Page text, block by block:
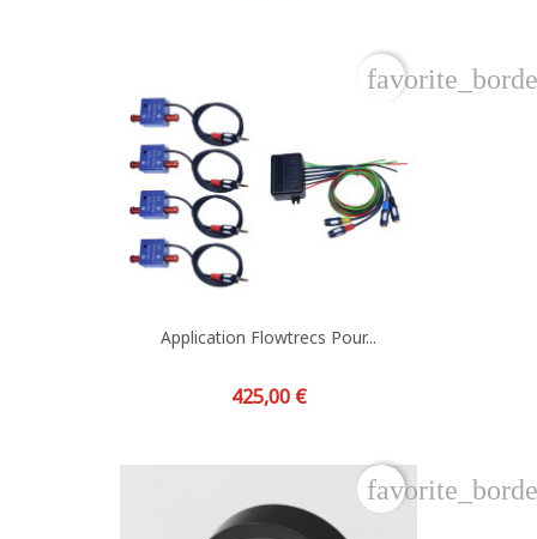
Application Flowtrecs Pour...
Prix
425,00 €